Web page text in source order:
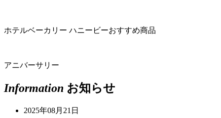
ホテルベーカリー ハニービーおすすめ商品
アニバーサリー
Information お知らせ
2025年08月21日